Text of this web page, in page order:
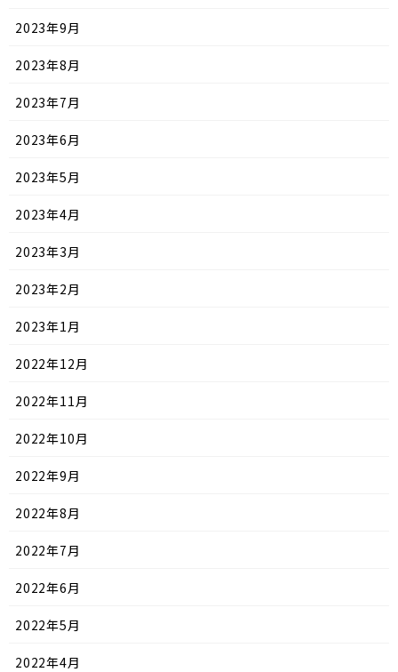
2023年9月
2023年8月
2023年7月
2023年6月
2023年5月
2023年4月
2023年3月
2023年2月
2023年1月
2022年12月
2022年11月
2022年10月
2022年9月
2022年8月
2022年7月
2022年6月
2022年5月
2022年4月